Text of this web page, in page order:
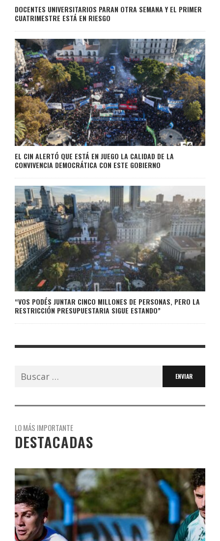
DOCENTES UNIVERSITARIOS PARAN OTRA SEMANA Y EL PRIMER
CUATRIMESTRE ESTÁ EN RIESGO
EL CIN ALERTÓ QUE ESTÁ EN JUEGO LA CALIDAD DE LA
CONVIVENCIA DEMOCRÁTICA CON ESTE GOBIERNO
“VOS PODÉS JUNTAR CINCO MILLONES DE PERSONAS, PERO LA
RESTRICCIÓN PRESUPUESTARIA SIGUE ESTANDO”
Buscar:
LO MÁS IMPORTANTE
DESTACADAS